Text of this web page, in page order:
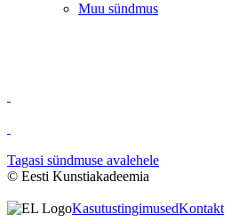
Muu sündmus
Tagasi sündmuse avalehele
© Eesti Kunstiakadeemia
KasutustingimusedKontakt